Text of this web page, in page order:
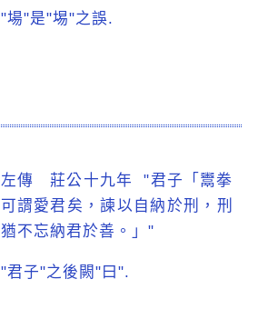
"場"是"埸"之誤.
左傳 莊公十九年 "君子「鬻拳
可謂愛君矣，諫以自納於刑，刑
猶不忘納君於善。」"
"君子"之後闕"曰".